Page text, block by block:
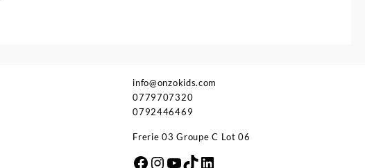
info@onzokids.com
0779707320
0792446469
Frerie 03 Groupe C Lot 06
Facebook
Instagram
YouTube
TikTok
LinkedIn